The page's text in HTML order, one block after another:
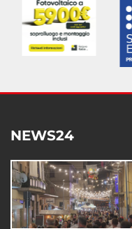
NEWS24